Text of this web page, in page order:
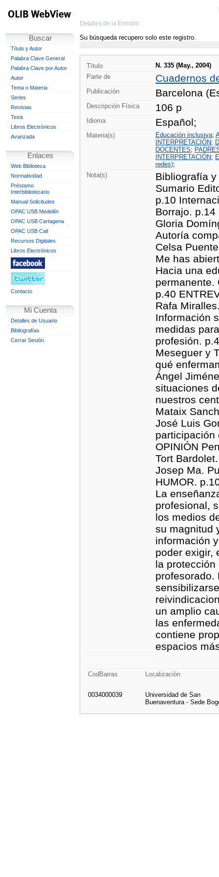
Buscar
Título y Autor
Palabra Clave General
Palabra Clave por Autor
Autor
Tema o Materia
Series
Revistas
Tesis
Libros Electrónicos
Avanzada
Enlaces
Web Biblioteca
Normatividad
Préstamo
Interbibliotecario
Manual Solicitudes
OPAC USB Medellín
OPAC USB Cartagena
OPAC USB Cali
Recursos Digitales
Libros Electrónicos
Contacto
Mi Cuenta
Detalles de Usuario
Bibliografías
Cerrar Sesión
Detalles de la Emisión
Su búsqueda recupero solo este registro.
Título
N. 335 (May., 2004)
Parte de
Cuadernos
Publicación Barcelona
Descripción Física 106 p
Idioma Español;
Materia(s) Educación inclusiva;
INTERPRETACIÓN;
DOCENTES;
INTERPRETACIÓN;
redes);
Nota(s)
Bibliografía
Sumario
p.10
Borrajo.
Gloria
Autoría
Celsa
Me has
Hacia una
permanente.
p.40
Rafa
Información
medidas
profesión.
Meseguer y
qué
Ángel
situaciones
nuestros
Mataix
José Luis
participación
OPINIÓN
Tort
Josep Ma.
HUMOR.
La
profesional,
los medios
su magnitud
información
poder exigir,
la
profesorado.
un amplio
las
contiene
espacios
CodBarras Localización
0034000039
Universidad de San
Buenaventura - Sede